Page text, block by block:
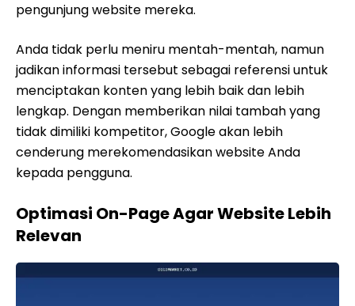
pengunjung website mereka.
Anda tidak perlu meniru mentah-mentah, namun
jadikan informasi tersebut sebagai referensi untuk
menciptakan konten yang lebih baik dan lebih
lengkap. Dengan memberikan nilai tambah yang
tidak dimiliki kompetitor, Google akan lebih
cenderung merekomendasikan website Anda
kepada pengguna.
Optimasi On-Page Agar Website Lebih
Relevan